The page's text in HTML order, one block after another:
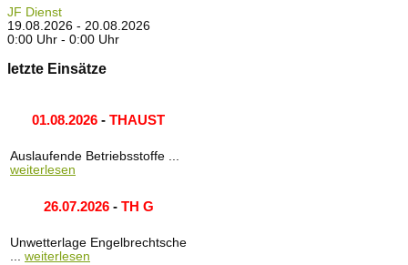
JF Dienst
19.08.2026 - 20.08.2026
0:00 Uhr - 0:00 Uhr
letzte Einsätze
01.08.2026 - THAUST
Auslaufende Betriebsstoffe ...
weiterlesen
26.07.2026- TH G
Unwetterlage Engelbrechtsche
... weiterlesen